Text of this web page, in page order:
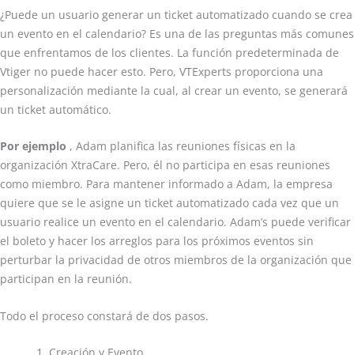
¿Puede un usuario generar un ticket automatizado cuando se crea
un evento en el calendario? Es una de las preguntas más comunes
que enfrentamos de los clientes. La función predeterminada de
Vtiger no puede hacer esto. Pero, VTExperts proporciona una
personalización mediante la cual, al crear un evento, se generará
un ticket automático.
Por ejemplo , Adam planifica las reuniones físicas en la
organización XtraCare. Pero, él no participa en esas reuniones
como miembro. Para mantener informado a Adam, la empresa
quiere que se le asigne un ticket automatizado cada vez que un
usuario realice un evento en el calendario. Adam’s puede verificar
el boleto y hacer los arreglos para los próximos eventos sin
perturbar la privacidad de otros miembros de la organización que
participan en la reunión.
Todo el proceso constará de dos pasos.